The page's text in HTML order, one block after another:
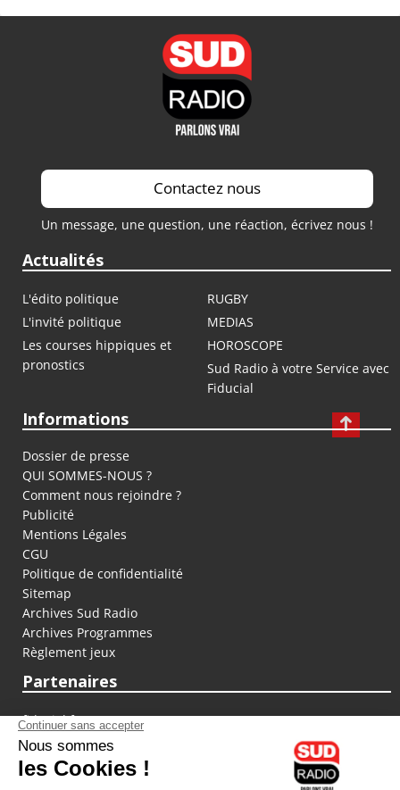
Contactez nous
Un message, une question, une réaction, écrivez nous !
Actualités
L'édito politique
RUGBY
L'invité politique
MEDIAS
Les courses hippiques et
pronostics
HOROSCOPE
Sud Radio à votre Service avec
Fiducial
Informations
Dossier de presse
QUI SOMMES-NOUS ?
Comment nous rejoindre ?
Publicité
Mentions Légales
CGU
Politique de confidentialité
Sitemap
Archives Sud Radio
Archives Programmes
Règlement jeux
Partenaires
fiducial.fr
lyoncapitale.fr
olympique-et-lyonnais.com